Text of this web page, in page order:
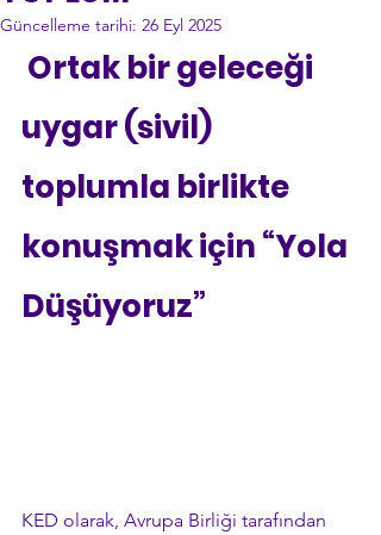
Güncelleme tarihi: 26 Eyl 2025
Ortak bir geleceği
uygar (sivil)
toplumla birlikte
konuşmak için “Yola
Düşüyoruz”
KED olarak, Avrupa Birliği tarafından